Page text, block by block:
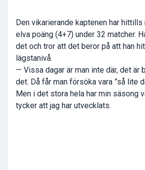
Den vikarierande kaptenen har
elva poäng (4+7) under 32 matcher.
det och tror att det beror på att han
lägstanivå.
— Vissa dagar är man inte där, det är
det. Då får man försöka vara ”så lite
Men i det stora hela har min säsong
tycker att jag har utvecklats.